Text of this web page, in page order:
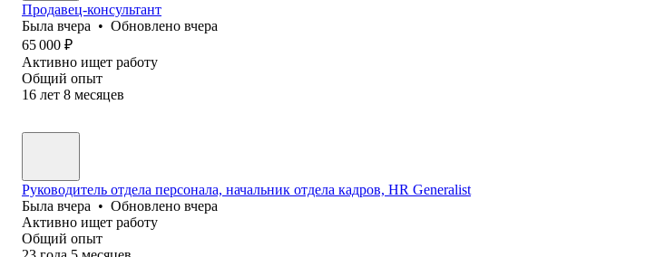
Продавец-консультант
Была вчера • Обновлено вчера
65 000 ₽
Активно ищет работу
Общий опыт
16 лет 8 месяцев
Руководитель отдела персонала, начальник отдела кадров, HR Generalist
Была вчера • Обновлено вчера
Активно ищет работу
Общий опыт